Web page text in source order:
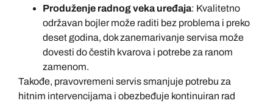
Produženje radnog veka uređaja: Kvalitetno
održavan bojler može raditi bez problema i preko
deset godina, dok zanemarivanje servisa može
dovesti do čestih kvarova i potrebe za ranom
zamenom.
Takođe, pravovremeni servis smanjuje potrebu za
hitnim intervencijama i obezbeđuje kontinuiran rad